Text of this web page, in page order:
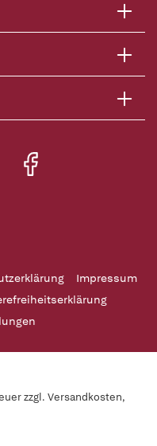
Impressum
zzgl. Versandkosten,